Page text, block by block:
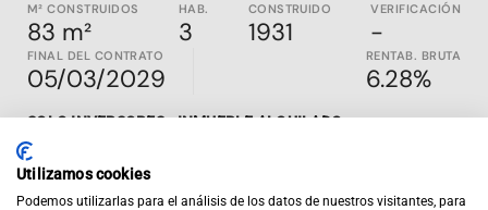
M² CONSTRUIDOS
83 m²
HAB.
3
CONSTRUIDO
1931
VERIFICACIÓN
-
FINAL DEL CONTRATO
05/03/2029
RENTAB. BRUTA
6.28%
SOLO INVERSORES - INMUEBLE ALQUILADO
Propiedad con inquilino construida en el 1931 en Badalona,
Barcelona. Es un piso en la segunda planta que cuenta con
72,17 m2 útiles,distribuidos en 3 habitaciones, 1 baño.
Utilizamos cookies
Podemos utilizarlas para el análisis de los datos de nuestros visitantes, para